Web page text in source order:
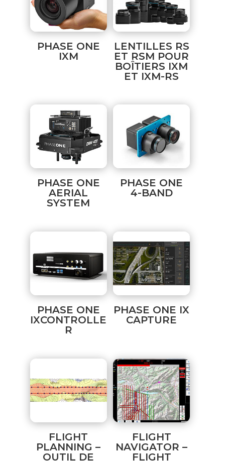
PHASE ONE
IXM
LENTILLES RS
ET RSM POUR
BOÎTIERS IXM
ET IXM-RS
PHASE ONE
AERIAL
SYSTEM
PHASE ONE
4-BAND
PHASE ONE
IXCONTROLLE
R
PHASE ONE IX
CAPTURE
FLIGHT
PLANNING –
OUTIL DE
FLIGHT
NAVIGATOR –
FLIGHT